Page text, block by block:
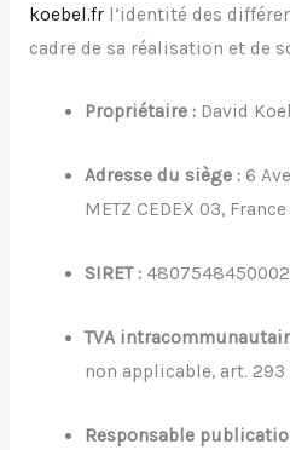
koebel.frl’identité des
cadre de sa réalisation et de
Propriétaire : David
Adresse du siège : 6
METZ CEDEX 03, France
SIRET :
TVA
non applicable, art. 293
Responsable